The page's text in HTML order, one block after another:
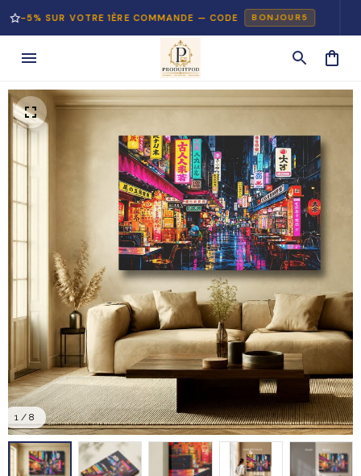
SUR VOTRE 1ÈRE COMMANDE — CODE BONJOUR5
1 / 8